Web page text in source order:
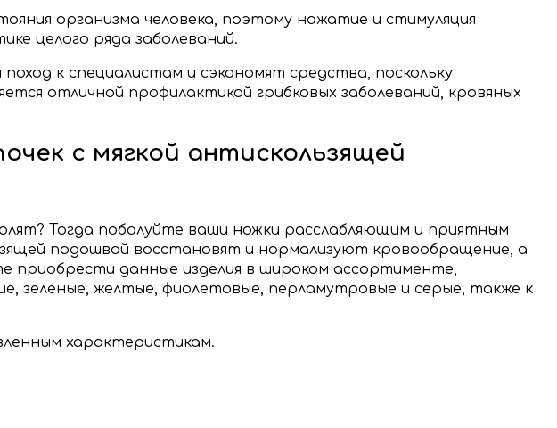
организма человека, поэтому нажатие и стимуляция
целого ряда заболеваний.
к специалистам и сэкономят средства, поскольку
отличной профилактикой грибковых заболеваний, кровяных
с мягкой антискользящей
Тогда побалуйте ваши ножки расслабляющим и приятным
подошвой восстановят и нормализуют кровообращение, а
данные изделия в широком ассортименте,
зеленые, желтые, фиолетовые, перламутровые и серые, также к
характеристикам.